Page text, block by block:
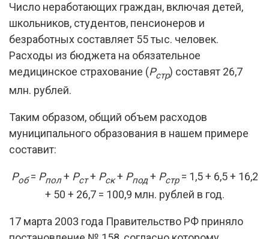
Число неработающих граждан, включая детей,
школьников, студентов, пенсионеров и
безработных составляет 55 тыс. человек.
Расходы из бюджета на обязательное
медицинское страхование (Рстр) составят 26,7
млн. рублей.
Таким образом, общий объем расходов
муниципального образования в нашем примере
составит:
Роб= Рпол+ Рст+ Рск+ Рпод+ Рстр= 1,5 + 6,5 + 16,2
+ 50 + 26,7 = 100,9 млн. рублей в год.
17 марта 2003 года Правительство РФ приняло